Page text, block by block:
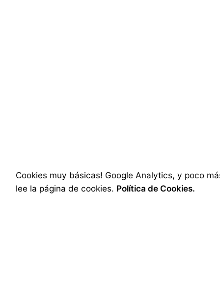
Cookies muy básicas! Google Analytics, y poco
lee la página de cookies. Política de Cookies.